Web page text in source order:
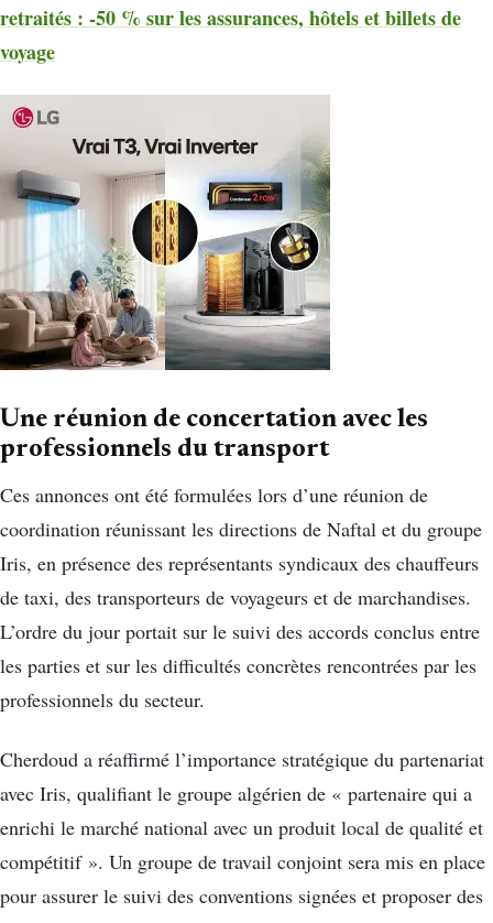
retraités : -50 % sur les assurances, hôtels et billets de
voyage
Une réunion de concertation avec les
professionnels du transport
Ces annonces ont été formulées lors d’une réunion de
coordination réunissant les directions de Naftal et du groupe
Iris, en présence des représentants syndicaux des chauffeurs
de taxi, des transporteurs de voyageurs et de marchandises.
L’ordre du jour portait sur le suivi des accords conclus entre
les parties et sur les difficultés concrètes rencontrées par les
professionnels du secteur.
Cherdoud a réaffirmé l’importance stratégique du partenariat
avec Iris, qualifiant le groupe algérien de « partenaire qui a
enrichi le marché national avec un produit local de qualité et
compétitif ». Un groupe de travail conjoint sera mis en place
pour assurer le suivi des conventions signées et proposer des